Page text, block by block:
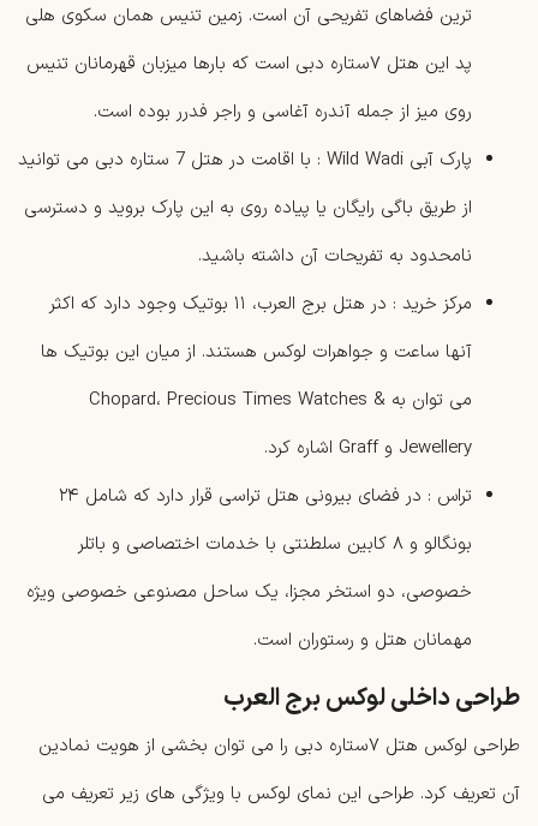
‌ترین فضاهای تفریحی آن است. زمین تنیس همان سکوی هلی
پد این هتل ۷ستاره دبی است که بارها میزبان قهرمانان تنیس
روی میز از جمله آندره آغاسی و راجر فدرر بوده است.
پارک آبی Wild Wadi : با اقامت در هتل 7 ستاره دبی می توانید
از طریق باگی رایگان یا پیاده روی به این پارک بروید و دسترسی
نامحدود به تفریحات آن داشته باشید.
مرکز خرید : در هتل برج ‌العرب، ۱۱ بوتیک وجود دارد که اکثر
آنها ساعت و جواهرات لوکس هستند. از میان این بوتیک ‌ها
می توان به Chopard، Precious Times Watches &
Jewellery و Graff اشاره کرد.
تراس : در فضای بیرونی هتل تراسی قرار دارد که شامل ۲۴
بونگالو و ۸ کابین سلطنتی‌ با خدمات اختصاصی و باتلر
خصوصی، دو استخر مجزا، یک ساحل مصنوعی خصوصی ویژه
مهمانان هتل و رستوران است.
طراحی داخلی لوکس برج العرب
طراحی لوکس هتل ۷ستاره دبی را می توان بخشی از هویت نمادین
آن تعریف کرد. طراحی این نمای لوکس با ویژگی های زیر تعریف می